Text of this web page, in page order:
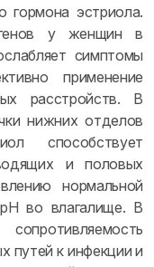
гормона эстриола.
у женщин в
симптомы
применение
расстройств. В
нижних отделов
способствует
и половых
нормальной
во влагалище. В
путей к инфекции и